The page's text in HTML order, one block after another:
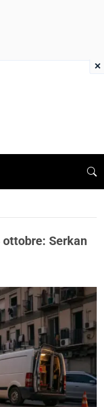
Serkan
×